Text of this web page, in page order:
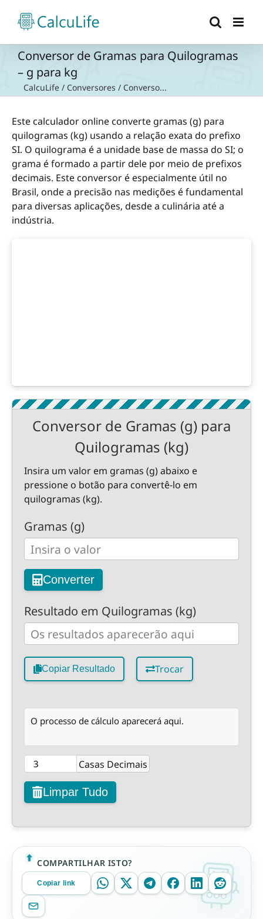
para
conteúdo
Conversor de Gramas para Quilogramas
– g para kg
CalcuLife / Conversores / Converso...
Este calculador online converte gramas (g) para
quilogramas (kg) usando a relação exata do prefixo
SI. O quilograma é a unidade base de massa do SI; o
grama é formado a partir dele por meio de prefixos
decimais. Este conversor é especialmente útil no
Brasil, onde a precisão nas medições é fundamental
para diversas aplicações, desde a culinária até a
indústria.
Conversor de Gramas (g) para
Quilogramas (kg)
Insira um valor em gramas (g) abaixo e
pressione o botão para convertê-lo em
quilogramas (kg).
Gramas (g)
Converter
Resultado em Quilogramas (kg)
Copiar Resultado Trocar
O processo de cálculo aparecerá aqui.
Casas Decimais
Limpar Tudo
COMPARTILHAR ISTO?
Copiar link